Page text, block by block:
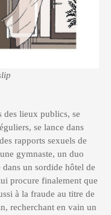
des lieux publics, se
se lance dans
rapports sexuels de
gymnaste, un duo
un sordide hôtel de
procure finalement que
à la fraude au titre de
recherchant en vain un